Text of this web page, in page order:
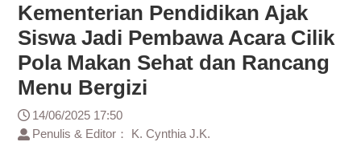
Kementerian Pendidikan Ajak
Siswa Jadi Pembawa Acara Cilik
Pola Makan Sehat dan Rancang
Menu Bergizi
14/06/2025 17:50
Penulis & Editor： K. Cynthia J.K.